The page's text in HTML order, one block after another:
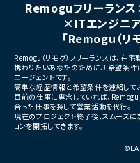
Remoguフリーランス
×ITエンジニ
「Remogu（リ
Remogu（リモグ）フリーランスは、在
携わりたいあなたのために、「希望条
エージェントです。
簡単な経歴情報と希望条件を連絡して
目前の仕事に専念していれば、Remogu
合った仕事を探して営業活動を代行。
現在のプロジェクト終了後、スムーズ
ョンを開拓してきます。